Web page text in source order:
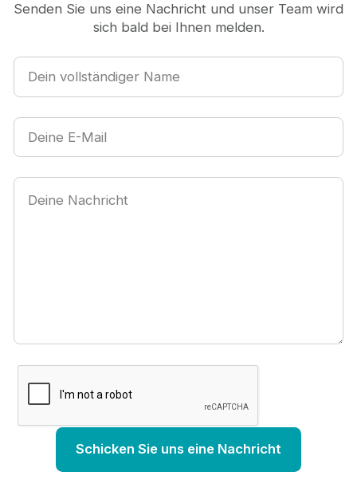
Senden Sie uns eine Nachricht und unser Team wird
sich bald bei Ihnen melden.